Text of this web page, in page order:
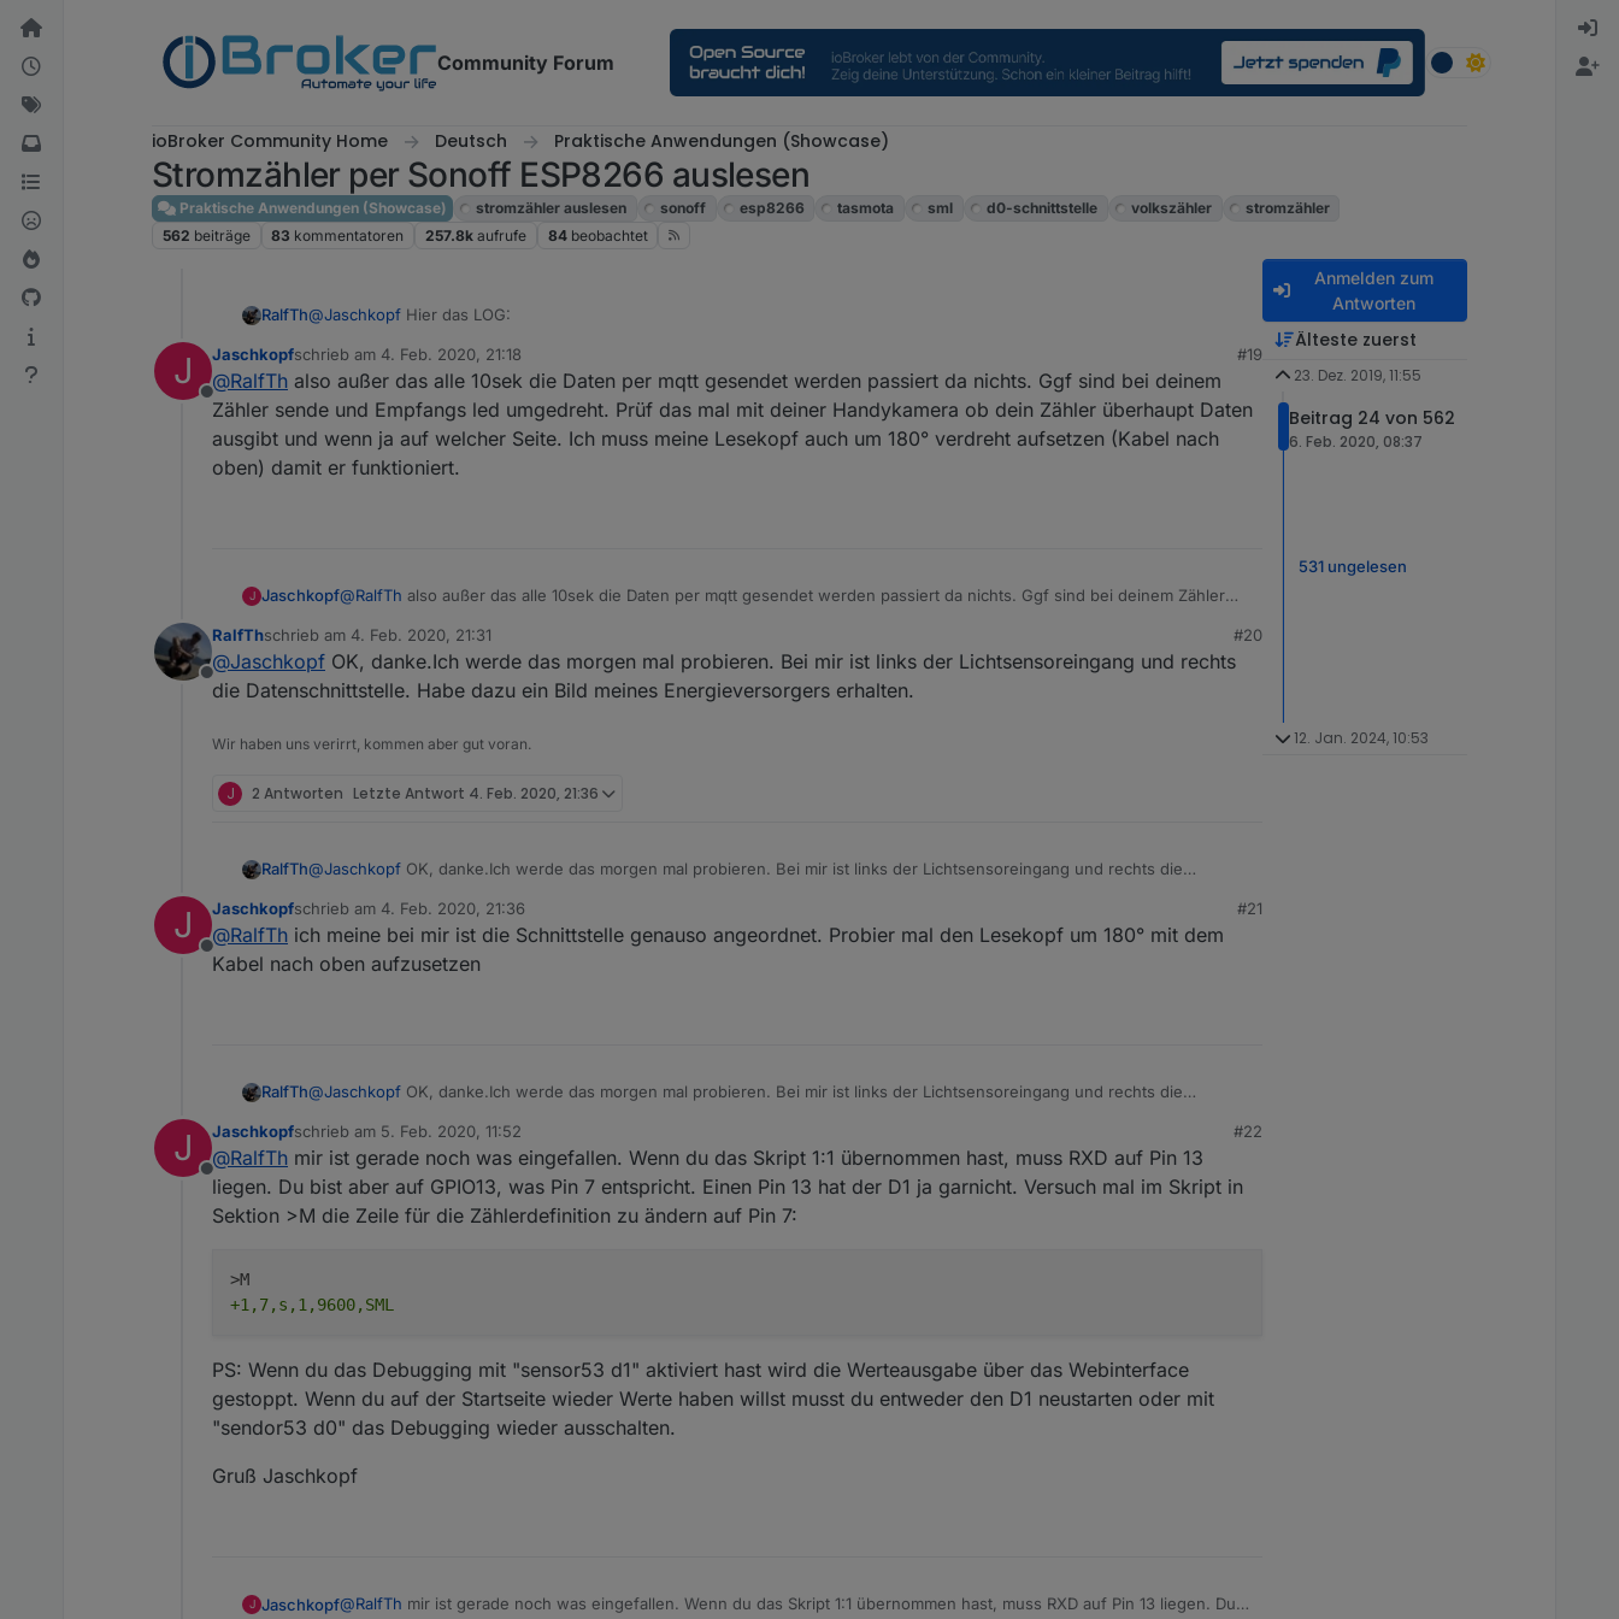
Weiter zum Inhalt
Community Forum
ioBroker Community Home Deutsch Praktische Anwendungen (Showcase)
Stromzähler per Sonoff ESP8266 auslesen
Praktische Anwendungen (Showcase) stromzähler auslesen sonoff esp8266 tasmota sml d0-schnittstelle volkszähler
stromzähler
562 beiträge 83 kommentatoren 257.8k aufrufe 84 beobachtet
RalfTh@Jaschkopf Hier das LOG:
Spoiler
J
Offline
Jaschkopfschrieb am 4. Feb. 2020, 21:18
zuletzt editiert von
#19
@RalfTh also außer das alle 10sek die Daten per mqtt gesendet werden passiert da nichts. Ggf sind bei deinem
Zähler sende und Empfangs led umgedreht. Prüf das mal mit deiner Handykamera ob dein Zähler überhaupt Daten
ausgibt und wenn ja auf welcher Seite. Ich muss meine Lesekopf auch um 180° verdreht aufsetzen (Kabel nach
oben) damit er funktioniert.
J Jaschkopf@RalfTh also außer das alle 10sek die Daten per mqtt gesendet werden passiert da nichts. Ggf sind bei deinem Zähler
wenn ja auf welcher Seite. Ich muss meine Lesekopf auch um 180° verdreht aufsetzen (Kabel nach oben) damit er
funktioniert.
Offline
RalfThschrieb am 4. Feb. 2020, 21:31
zuletzt editiert von
#20
@Jaschkopf OK, danke.Ich werde das morgen mal probieren. Bei mir ist links der Lichtsensoreingang und rechts
die Datenschnittstelle. Habe dazu ein Bild meines Energieversorgers erhalten.
Wir haben uns verirrt, kommen aber gut voran.
J 2 Antworten Letzte Antwort 4. Feb. 2020, 21:36
RalfTh@Jaschkopf OK, danke.Ich werde das morgen mal probieren. Bei mir ist links der Lichtsensoreingang und rechts die
J
Offline
Jaschkopfschrieb am 4. Feb. 2020, 21:36
zuletzt editiert von
#21
@RalfTh ich meine bei mir ist die Schnittstelle genauso angeordnet. Probier mal den Lesekopf um 180° mit dem
Kabel nach oben aufzusetzen
RalfTh@Jaschkopf OK, danke.Ich werde das morgen mal probieren. Bei mir ist links der Lichtsensoreingang und rechts die
J
Offline
Jaschkopfschrieb am 5. Feb. 2020, 11:52
zuletzt editiert von
#22
@RalfTh mir ist gerade noch was eingefallen. Wenn du das Skript 1:1 übernommen hast, muss RXD auf Pin 13
liegen. Du bist aber auf GPIO13, was Pin 7 entspricht. Einen Pin 13 hat der D1 ja garnicht. Versuch mal im Skript in
Sektion >M die Zeile für die Zählerdefinition zu ändern auf Pin 7:
+1,7,s,1,9600,SML
PS: Wenn du das Debugging mit "sensor53 d1" aktiviert hast wird die Werteausgabe über das Webinterface
gestoppt. Wenn du auf der Startseite wieder Werte haben willst musst du entweder den D1 neustarten oder mit
"sendor53 d0" das Debugging wieder ausschalten.
Gruß Jaschkopf
J Jaschkopf@RalfTh mir ist gerade noch was eingefallen. Wenn du das Skript 1:1 übernommen hast, muss RXD auf Pin 13 liegen. Du
Anmelden zum
Antworten
Älteste zuerst
23. Dez. 2019, 11:55
Beitrag 24 von 562
6. Feb. 2020, 08:37
531 ungelesen
12. Jan. 2024, 10:53